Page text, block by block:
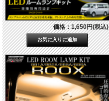
価格：1,650円(税込)